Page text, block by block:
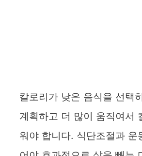
칼로리가 낮은 음식을 선택
계획하고 더 많이 움직여서
워야 합니다. 식단조절과 운